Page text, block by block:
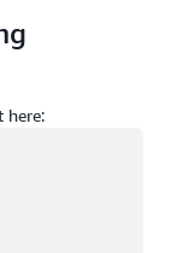
here: